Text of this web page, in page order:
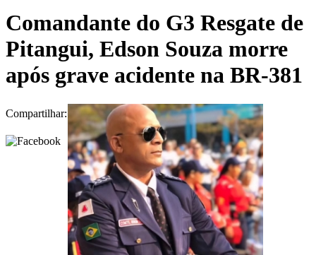
Comandante do G3 Resgate de
Pitangui, Edson Souza morre
após grave acidente na BR-381
Compartilhar: